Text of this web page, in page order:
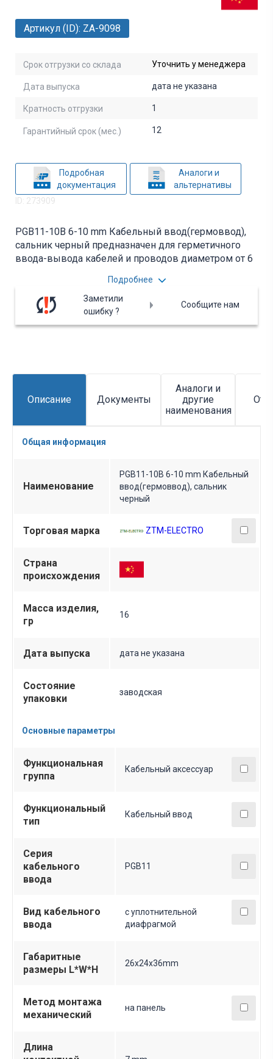
Артикул (ID): ZA-9098
Срок отгрузки со склада Уточнить у менеджера
Дата выпуска дата не указана
Кратность отгрузки 1
Гарантийный срок (мес.) 12
Подробная
документация
Аналоги и
альтернативы
ID: 273909
PGB11-10B 6-10 mm Кабельный ввод(гермоввод),
сальник черный предназначен для герметичного
ввода-вывода кабелей и проводов диаметром от 6
электрооборудования. Вся дополнительная
информация находится во вложении на товар, см.
pdf - файл.
Подробнее
Заметили
ошибку ?
Сообщите нам
Описание Документы
Аналоги и
другие
наименования
Общая информация
Наименование
PGB11-10B 6-10 mm Кабельный
ввод(гермоввод), сальник
черный
Торговая марка ZTM-ELECTRO
Страна
происхождения
Масса изделия,
гр
16
Дата выпуска дата не указана
Состояние
упаковки
заводская
Основные параметры
Функциональная
группа
Кабельный аксессуар
Функциональный
тип
Кабельный ввод
Серия
кабельного
ввода
PGB11
Вид кабельного
ввода
с уплотнительной
диафрагмой
Габаритные
размеры L*W*H
26x24x36mm
Метод монтажа
механический
на панель
Длина